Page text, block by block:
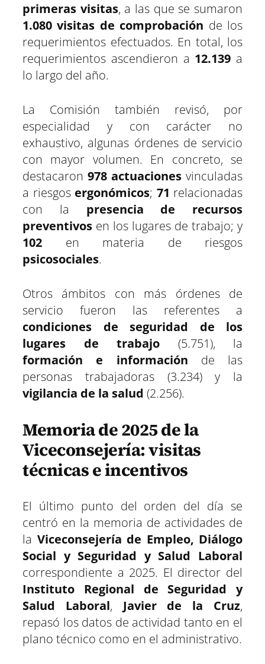
primeras visitas, a las que se sumaron
1.080 visitas de comprobación de los
requerimientos efectuados. En total, los
requerimientos ascendieron a 12.139 a
lo largo del año.
La Comisión también revisó, por
especialidad y con carácter no
exhaustivo, algunas órdenes de servicio
con mayor volumen. En concreto, se
destacaron 978 actuaciones vinculadas
a riesgos ergonómicos; 71 relacionadas
con la presencia de recursos
preventivos en los lugares de trabajo; y
102 en materia de riesgos
psicosociales.
Otros ámbitos con más órdenes de
servicio fueron las referentes a
condiciones de seguridad de los
lugares de trabajo (5.751), la
formación e información de las
personas trabajadoras (3.234) y la
vigilancia de la salud (2.256).
Memoria de 2025 de la
Viceconsejería: visitas
técnicas e incentivos
El último punto del orden del día se
centró en la memoria de actividades de
la Viceconsejería de Empleo, Diálogo
Social y Seguridad y Salud Laboral
correspondiente a 2025. El director del
Instituto Regional de Seguridad y
Salud Laboral, Javier de la Cruz,
repasó los datos de actividad tanto en el
plano técnico como en el administrativo.